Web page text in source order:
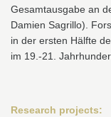
Gesamtausgabe an
Damien Sagrillo).
in der ersten Hälfte
im 19.-21.
Research projects: